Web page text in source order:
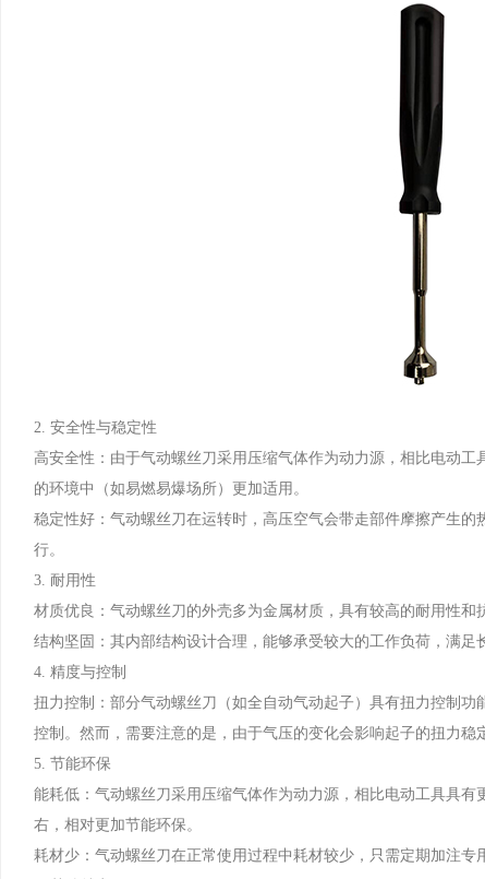
2. 安全性与稳定性
高安全性：由于气动螺丝刀采用压缩气体作为动力源，相比电动
的环境中（如易燃易爆场所）更加适用。
稳定性好：气动螺丝刀在运转时，高压空气会带走部件摩擦产生
行。
3. 耐用性
材质优良：气动螺丝刀的外壳多为金属材质，具有较高的耐用性和
结构坚固：其内部结构设计合理，能够承受较大的工作负荷，满足
4. 精度与控制
扭力控制：部分气动螺丝刀（如全自动气动起子）具有扭力控制
控制。然而，需要注意的是，由于气压的变化会影响起子的扭力稳
5. 节能环保
能耗低：气动螺丝刀采用压缩气体作为动力源，相比电动工具具
右，相对更加节能环保。
耗材少：气动螺丝刀在正常使用过程中耗材较少，只需定期加注专